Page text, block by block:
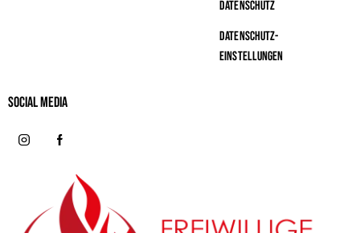
Datenschutz
Datenschutz-
Einstellungen
Social MeDIA